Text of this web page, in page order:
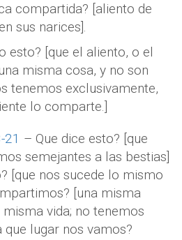
compartida? [aliento de
sus narices].
esto? [que el aliento, o el
misma cosa, y no son
tenemos exclusivamente,
lo comparte.]
21 – Que dice esto? [que
semejantes a las bestias]
[que nos sucede lo mismo
[una misma
vida; no tenemos
que lugar nos vamos?